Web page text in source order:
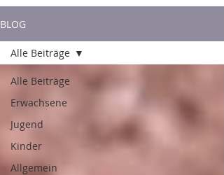
BLOG
Alle Beiträge
Erwachsene
Jugend
Kinder
Allgemein
Alle Beiträge